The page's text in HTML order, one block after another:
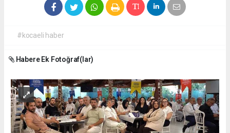
#kocaeli haber
Habere Ek Fotoğraf(lar)